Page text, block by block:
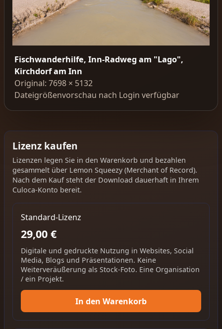
Fischwanderhilfe, Inn-Radweg am "Lago",
Kirchdorf am Inn
Original: 7698 × 5132
Dateigrößenvorschau nach Login verfügbar
Lizenz kaufen
Lizenzen legen Sie in den Warenkorb und bezahlen
gesammelt über Lemon Squeezy (Merchant of Record).
Nach dem Kauf steht der Download dauerhaft in Ihrem
Culoca-Konto bereit.
Standard-Lizenz
29,00 €
Digitale und gedruckte Nutzung in Websites, Social
Media, Blogs und Präsentationen. Keine
Weiterveräußerung als Stock-Foto. Eine Organisation
/ ein Projekt.
In den Warenkorb